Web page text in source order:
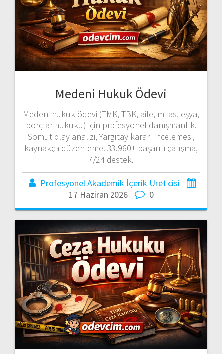
Medeni Hukuk Ödevi
Medeni hukuk ödevi (TMK, TBK, aile, miras, eşya,
borçlar hukuku) için profesyonel danışmanlık.
Somut olay analizi, Yargıtay kararı incelemesi,
kaynakça düzenleme. 33.960+ başarılı çalışma,
7/24 destek.
Profesyonel Akademik İçerik Üreticisi
17 Haziran 2026
0